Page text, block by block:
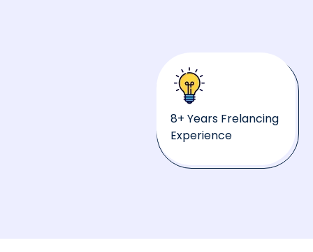
8+ Years Frelancing
Experience